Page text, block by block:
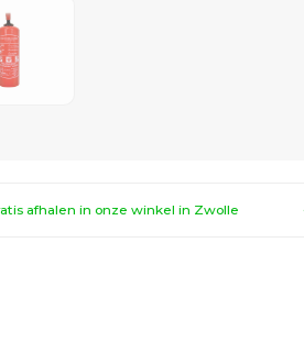
afhalen in onze winkel in Zwolle